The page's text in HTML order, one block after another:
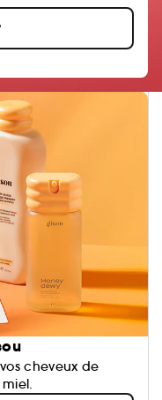
cheveux de